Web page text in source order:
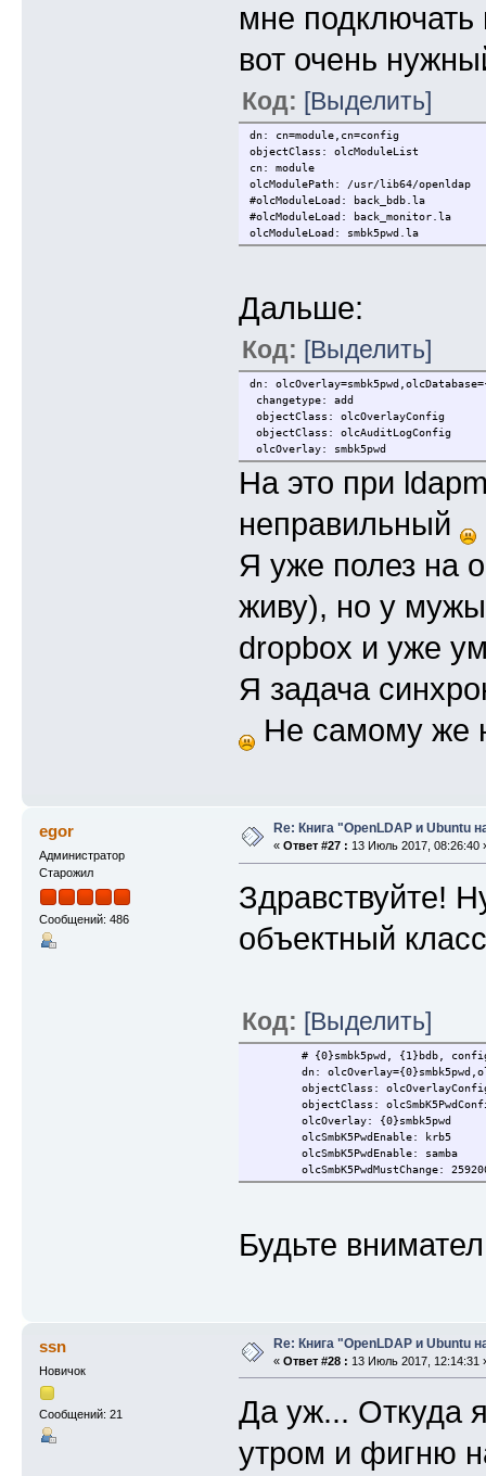
мне подключать
вот очень
Код: [Выделить]
dn: cn=module,cn=config
objectClass: olcModuleList
cn: module
olcModulePath: /usr/lib64/openldap
#olcModuleLoad: back_bdb.la
#olcModuleLoad: back_monitor.la
olcModuleLoad: smbk5pwd.la
Дальше:
Код: [Выделить]
dn:
changetype: add
objectClass: olcOverlayConfig
objectClass: olcAuditLogConfig
olcOverlay: smbk5pwd
На это при
неправильный
Я уже полез на
живу), но у
dropbox и уже
Я задача
Не самому же
egor
Администратор
Старожил
Сообщений: 486
Re: Книга "OpenLDAP и Ubuntu
« Ответ #27 : 13 Июль 2017, 08:26:40
Здравствуйте!
объектный
Код: [Выделить]
# {0}smbk5pwd, {1}bdb,
dn:
objectClass:
objectClass:
olcOverlay: {0}smbk5pwd
olcSmbK5PwdEnable: krb5
olcSmbK5PwdEnable: samba
olcSmbK5PwdMustChange:
Будьте
ssn
Новичок
Сообщений: 21
Re: Книга "OpenLDAP и Ubuntu
« Ответ #28 : 13 Июль 2017, 12:14:31
Да уж... Откуда
утром и фигню